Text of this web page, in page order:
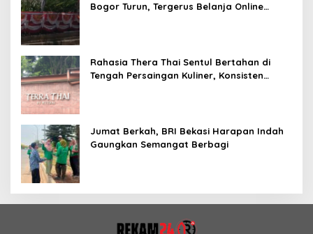
Bogor Turun, Tergerus Belanja Online
Rahasia Thera Thai Sentul Bertahan di
Tengah Persaingan Kuliner, Konsisten
Jumat Berkah, BRI Bekasi Harapan Indah
Gaungkan Semangat Berbagi